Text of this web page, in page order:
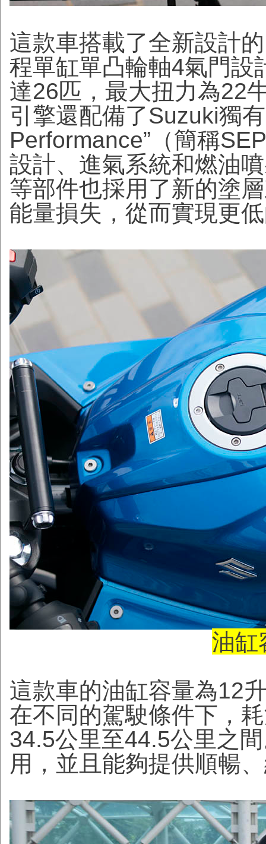
這款車搭載了全新設計
程單缸單凸輪軸4氣門設
達26匹，最大扭力為22
引擎還配備了Suzuki獨
Performance”（簡稱
設計、進氣系統和燃油
等部件也採用了新的塗
能量損失，從而實現更
油缸
這款車的油缸容量為12
在不同的駕駛條件下，
34.5公里至44.5公里之
用，並且能夠提供順暢